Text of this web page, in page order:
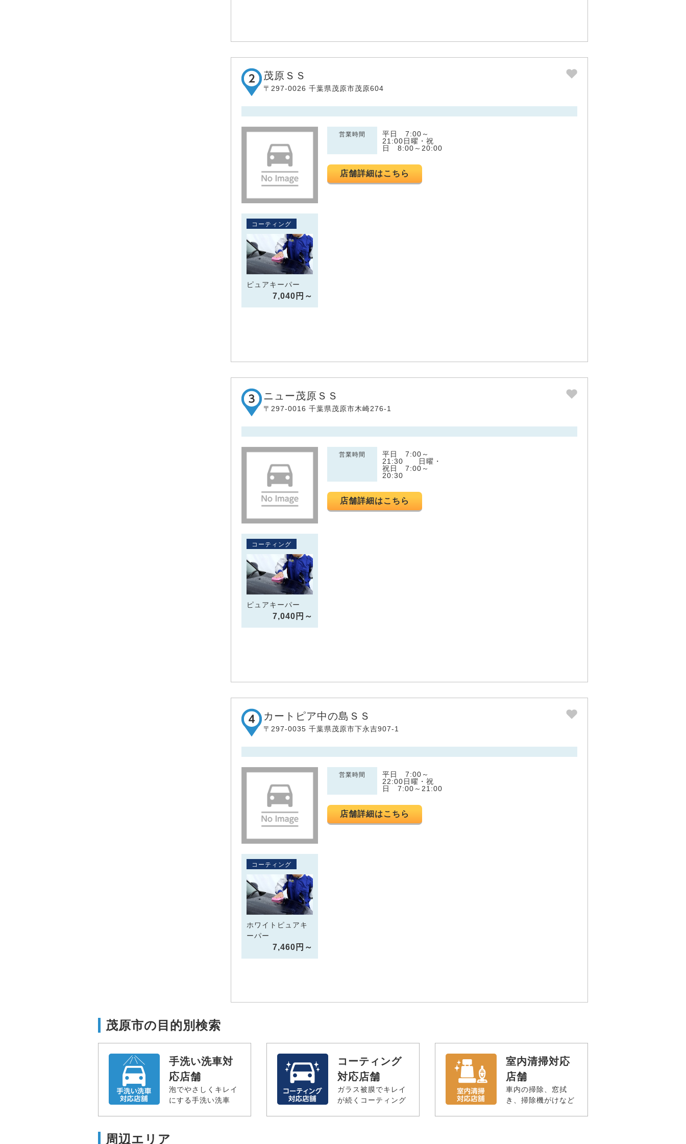
茂原ＳＳ
〒297-0026 千葉県茂原市茂原604
営業時間
平日 7:00～
21:00日曜・祝
日 8:00～20:00
店舗詳細はこちら
コーティング
ピュアキーパー
7,040円～
ニュー茂原ＳＳ
〒297-0016 千葉県茂原市木崎276-1
営業時間
平日 7:00～
21:30 日曜・
祝日 7:00～
20:30
店舗詳細はこちら
コーティング
ピュアキーパー
7,040円～
カートピア中の島ＳＳ
〒297-0035 千葉県茂原市下永吉907-1
営業時間
平日 7:00～
22:00日曜・祝
日 7:00～21:00
店舗詳細はこちら
コーティング
ホワイトピュアキ
ーパー
7,460円～
茂原市の目的別検索
手洗い洗車対
応店舗
泡でやさしくキレイ
にする手洗い洗車
コーティング
対応店舗
ガラス被膜でキレイ
が続くコーティング
室内清掃対応
店舗
車内の掃除、窓拭
き、掃除機がけなど
周辺エリア